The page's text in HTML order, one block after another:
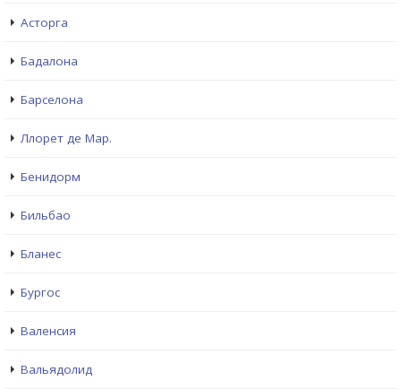
Асторга
Бадалона
Барселона
Ллорет де Мар.
Бенидорм
Бильбао
Бланес
Бургос
Валенсия
Вальядолид